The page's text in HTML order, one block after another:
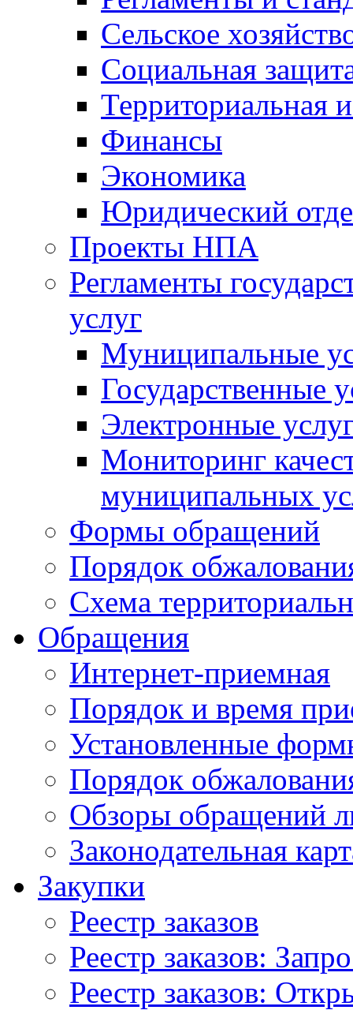
Сельское
Социальная
Территориальная
Финансы
Экономика
Юридический
Проекты НПА
Регламенты
услуг
Муниципальные
Государственные
Электронные
Мониторинг
муниципальных
Формы обращений
Порядок
Схема
Обращения
Интернет-приемная
Порядок и время
Установленные
Порядок
Обзоры обращений
Законодательная
Закупки
Реестр заказов
Реестр заказов:
Реестр заказов: